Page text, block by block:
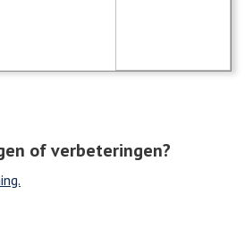
of verbeteringen?